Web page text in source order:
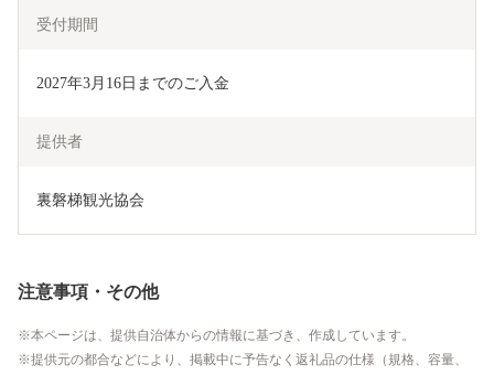
受付期間
2027年3月16日までのご入金
提供者
裏磐梯観光協会
注意事項・その他
本ページは、提供自治体からの情報に基づき、作成しています。
提供元の都合などにより、掲載中に予告なく返礼品の仕様（規格、容量、